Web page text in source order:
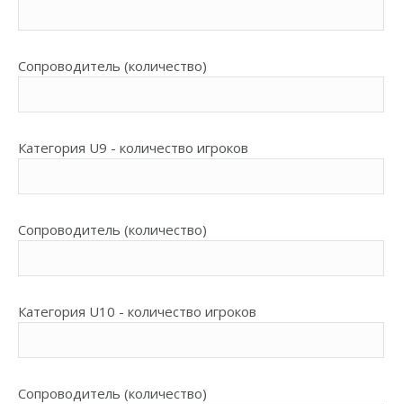
Сопроводитель (количество)
Категория U9 - количество игроков
Сопроводитель (количество)
Категория U10 - количество игроков
Сопроводитель (количество)